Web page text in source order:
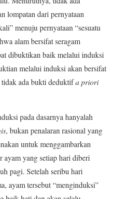
lompatan dari pernyataan
menuju pernyataan “sesuatu
alam bersifat seragam
dibuktikan baik melalui induksi
melalui induksi akan bersifat
ada bukti deduktifa priori
pada dasarnya hanyalah
, bukan penalaran rasional yang
untuk menggambarkan
ayam yang setiap hari diberi
pagi. Setelah seribu hari
ayam tersebut “menginduksi”